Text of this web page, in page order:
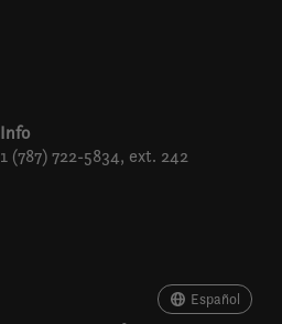
Info
1 (787) 722-5834, ext. 242
Español